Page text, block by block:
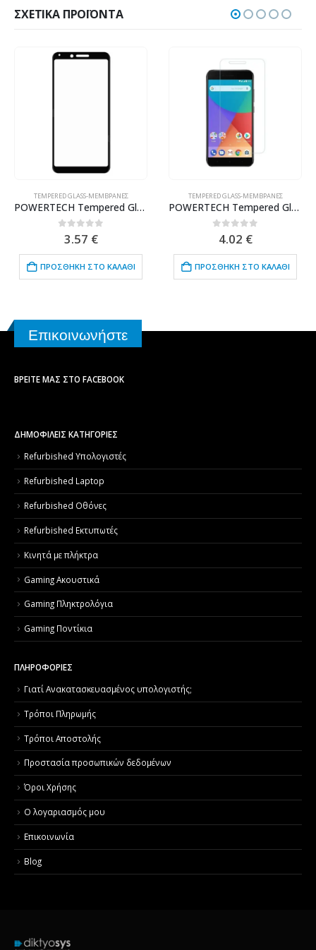
ΣΧΕΤΙΚΆ ΠΡΟΪΌΝΤΑ
TEMPERED GLASS-ΜΕΜΒΡΆΝΕΣ
POWERTECH Tempered Glass 5D για Xiaomi Redmi 6, full glue, μαύρο
out of 5
3.57 €
ΠΡΟΣΘΉΚΗ ΣΤΟ ΚΑΛΆΘΙ
TEMPERED GLASS-ΜΕΜΒΡΆΝΕΣ
POWERTECH Tempered Glass 9H(0.33MM), για Xiaomi Mi A1
out of 5
4.02 €
ΠΡΟΣΘΉΚΗ ΣΤΟ ΚΑΛΆΘΙ
Επικοινωνήστε
ΒΡΕΊΤΕ ΜΑΣ ΣΤΟ FACEBOOK
ΔΗΜΟΦΙΛΕΙΣ ΚΑΤΗΓΟΡΙΕΣ
Refurbished Υπολογιστές
Refurbished Laptop
Refurbished Οθόνες
Refurbished Εκτυπωτές
Κινητά με πλήκτρα
Gaming Ακουστικά
Gaming Πληκτρολόγια
Gaming Ποντίκια
ΠΛΗΡΟΦΟΡΙΕΣ
Γιατί Aνακατασκευασμένος υπολογιστής;
Τρόποι Πληρωμής
Τρόποι Αποστολής
Προστασία προσωπικών δεδομένων
Όροι Χρήσης
Ο λογαριασμός μου
Επικοινωνία
Blog